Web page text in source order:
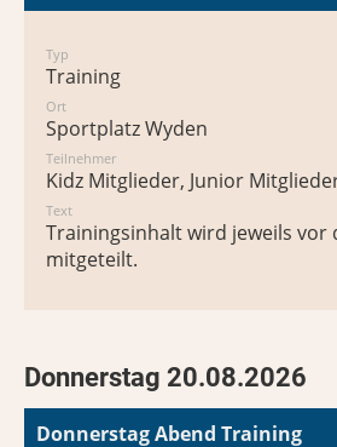
Typ
Training
Ort
Sportplatz Wyden
Teilnehmer
Kidz Mitglieder, Junior
Text
Trainingsinhalt wird jeweils vor
mitgeteilt.
Donnerstag 20.08.2026
Donnerstag Abend Training